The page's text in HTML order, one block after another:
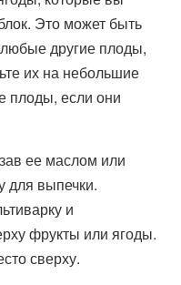
Это может быть
другие плоды,
их на небольшие
плоды, если они
ее маслом или
для выпечки.
и
фрукты или ягоды.
сверху.